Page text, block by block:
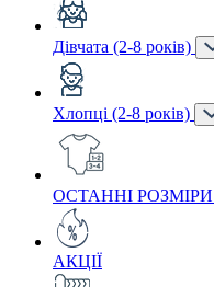
Дівчата (2-8 років)
Хлопці (2-8 років)
ОСТАННІ РОЗМІРИ
АКЦІЇ